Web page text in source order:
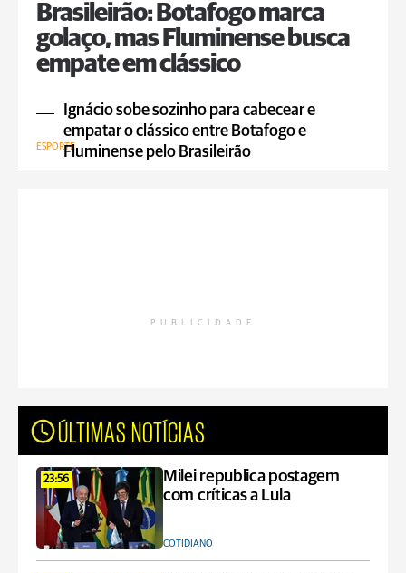
Brasileirão: Botafogo marca
golaço, mas Fluminense busca
empate em clássico
Ignácio sobe sozinho para cabecear e
empatar o clássico entre Botafogo e
Fluminense pelo Brasileirão
ESPORTE
PUBLICIDADE
ÚLTIMAS NOTÍCIAS
23:56
Milei republica postagem
com críticas a Lula
COTIDIANO